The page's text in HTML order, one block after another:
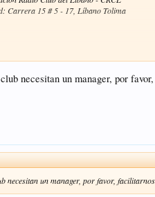
Carrera 15 # 5 - 17, Líbano Tolima
en la página: SI
necesitan un manager, por
necesitan un manager, por favor,